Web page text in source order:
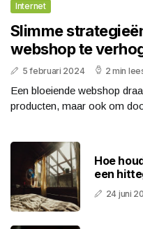
Internet
Slimme
webshop te
5 februari 2024 2 min
Een bloeiende webshop
producten, maar ook om
Hoe
een
24 juni